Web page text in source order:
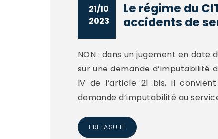
21/10
2023
Le régime du
accidents de
NON : dans un jugement en
sur une demande d’imputabilité
IV de l’article 21 bis, il
demande d’imputabilité au
LIRE LA SUITE